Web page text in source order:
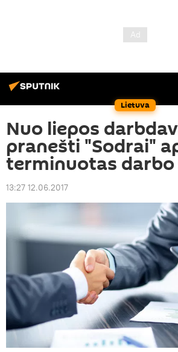
Lietuva
Nuo liepos
pranešti "Sodrai"
terminuotas
13:27 12.06.2017